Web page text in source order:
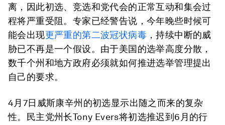
离，因此初选、竞选和党代会的正常互动和集会过
程将严重受阻。专家已经警告说，今年晚些时候可
能会出现更严重的第二波冠状病毒 ，持续中断的威
胁已不再是一个假设。由于美国的选举高度分散，
数千个州和地方政府必须就如何推进选举管理提出
自己的要求。
4月7日威斯康辛州的初选显示出随之而来的复杂
性。民主党州长Tony Evers将初选推迟到6月的行